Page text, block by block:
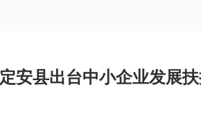
定安县出台中小企业发展